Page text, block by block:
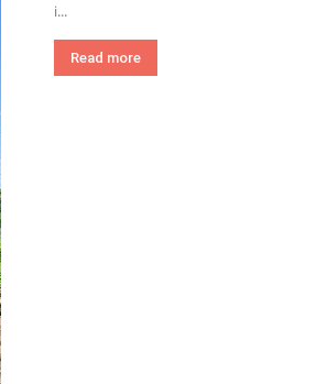
і...
Read more